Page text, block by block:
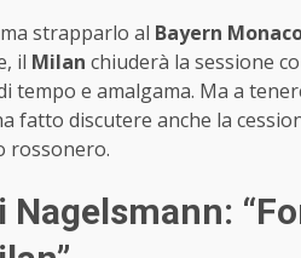
strapparlo al Bayern
il Milan chiuderà la sessione
e amalgama. Ma a
fatto discutere anche la
rossonero.